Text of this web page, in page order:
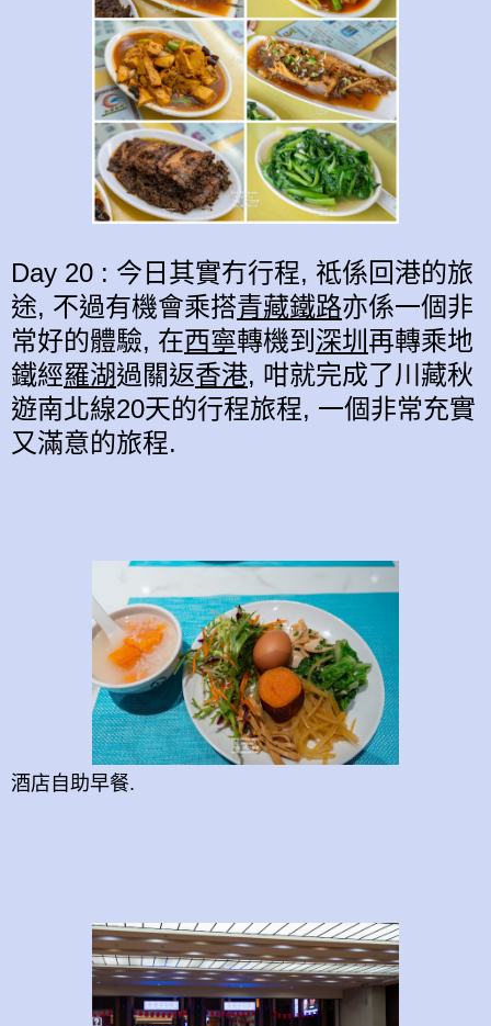
Day 20 : 今日其實冇行程, 祗係回港的旅
途, 不過有機會乘搭青藏鐵路亦係一個非
常好的體驗, 在西寧轉機到 深圳 再轉乘地
鐵經羅湖過關返香港, 咁就完成了川藏秋
遊南北線20天的行程旅程, 一個非常充實
又滿意的旅程.
酒店自助早餐.